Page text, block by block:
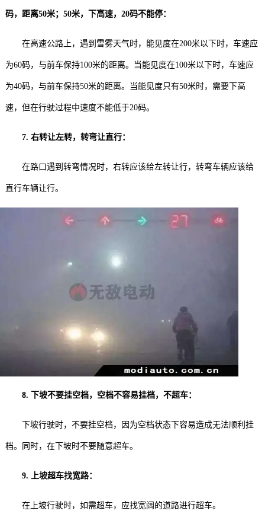
码，距离50米；50米，下高速，20码不能停：
在高速公路上，遇到雪雾天气时，能见度在200米以下时，车速应
为60码，与前车保持100米的距离。当能见度在100米以下时，车速应
为40码，与前车保持50米的距离。当能见度只有50米时，需要下高
速，但在行驶过程中速度不能低于20码。
7. 右转让左转，转弯让直行：
在路口遇到转弯情况时，右转应该给左转让行，转弯车辆应该给
直行车辆让行。
8. 下坡不要挂空档，空档不容易挂档，不超车：
下坡行驶时，不要挂空档，因为空档状态下容易造成无法顺利挂
档。同时，在下坡时不要随意超车。
9. 上坡超车找宽路：
在上坡行驶时，如需超车，应找宽阔的道路进行超车。